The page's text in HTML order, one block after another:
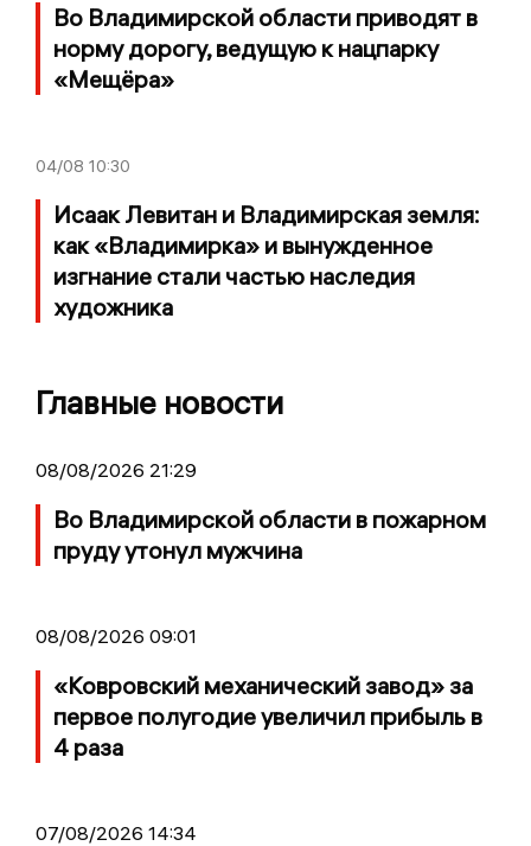
Во Владимирской области приводят в
норму дорогу, ведущую к нацпарку
«Мещёра»
04/08 10:30
Исаак Левитан и Владимирская земля:
как «Владимирка» и вынужденное
изгнание стали частью наследия
художника
Главные новости
08/08/2026 21:29
Во Владимирской области в пожарном
пруду утонул мужчина
08/08/2026 09:01
«Ковровский механический завод» за
первое полугодие увеличил прибыль в
4 раза
07/08/2026 14:34